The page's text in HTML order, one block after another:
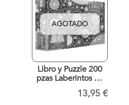
AGOTADO
Libro y Puzzle 200
pzas Laberintos en
el espacio13,95 €